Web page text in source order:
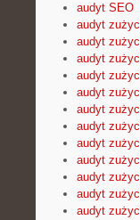
audyt SEO
audyt
audyt
audyt
audyt
audyt
audyt
audyt
audyt
audyt
audyt
audyt
audyt